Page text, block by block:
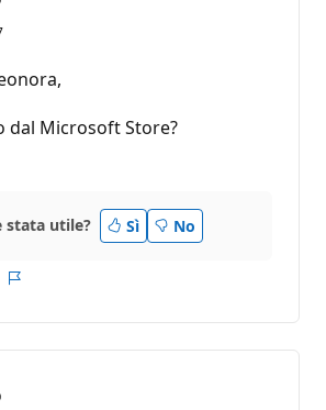
dal Microsoft Store?
stata utile? Sì No